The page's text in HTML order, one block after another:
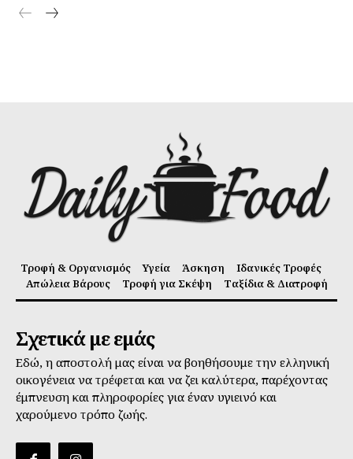
Τροφή & Οργανισμός Υγεία Άσκηση
Ιδανικές Τροφές
Απώλεια Βάρους
Τροφή για Σκέψη Ταξίδια & Διατροφή
Σχετικά με εμάς
Εδώ, η αποστολή μας είναι να βοηθήσουμε την ελληνική
οικογένεια να τρέφεται και να ζει καλύτερα, παρέχοντας
έμπνευση και πληροφορίες για έναν υγιεινό και
χαρούμενο τρόπο ζωής.